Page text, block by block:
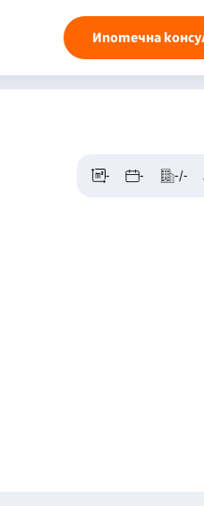
Ипотечна
- - -/-